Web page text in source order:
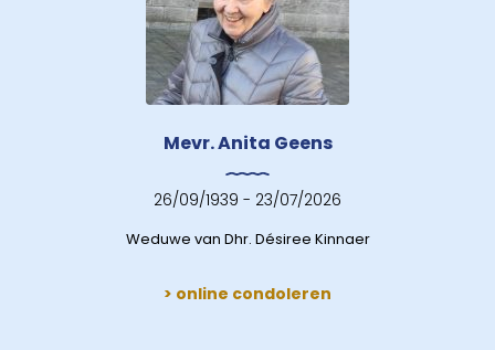
Mevr. Anita Geens
26/09/1939 - 23/07/2026
Weduwe van Dhr. Désiree Kinnaer
> online condoleren